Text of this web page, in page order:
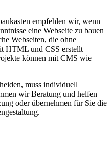
empfehlen wir, wenn
eine Webseite zu bauen
Webseiten, die ohne
HTML und CSS erstellt
können mit CMS wie
muss individuell
wir Beratung und helfen
oder übernehmen für Sie die